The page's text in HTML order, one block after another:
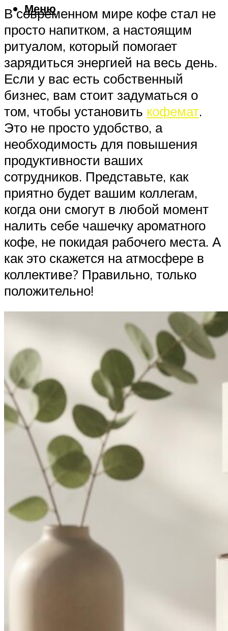
Меню
В современном мире кофе стал не
просто напитком, а настоящим
ритуалом, который помогает
зарядиться энергией на весь день.
Если у вас есть собственный
бизнес, вам стоит задуматься о
том, чтобы установить кофемат.
Это не просто удобство, а
необходимость для повышения
продуктивности ваших
сотрудников. Представьте, как
приятно будет вашим коллегам,
когда они смогут в любой момент
налить себе чашечку ароматного
кофе, не покидая рабочего места. А
как это скажется на атмосфере в
коллективе? Правильно, только
положительно!